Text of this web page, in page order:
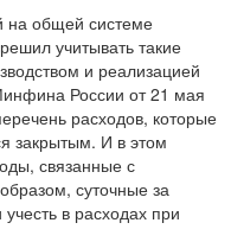
на общей системе
учитывать такие
и реализацией
России от 21 мая
расходов, которые
закрытым. И в этом
связанные с
суточные за
в расходах при